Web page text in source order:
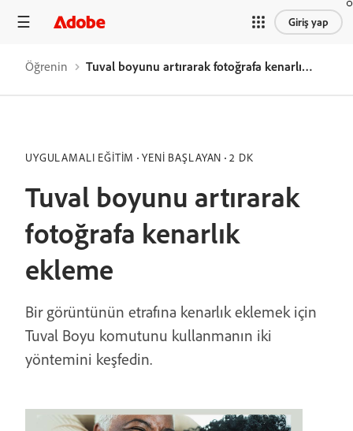
Giriş yap
Öğrenin Tuval boyunu artırarak fotoğrafa kenarlık ekleme
UYGULAMALI EĞITIM YENI BAŞLAYAN 2 DK
Tuval boyunu artırarak
fotoğrafa kenarlık
ekleme
Bir görüntünün etrafına kenarlık eklemek için
Tuval Boyu komutunu kullanmanın iki
yöntemini keşfedin.